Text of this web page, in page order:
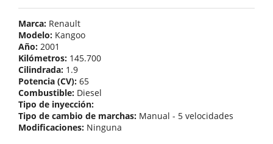
Marca: Renault
Modelo: Kangoo
Año: 2001
Kilómetros: 145.700
Cilindrada: 1.9
Potencia (CV): 65
Combustible: Diesel
Tipo de inyección:
Tipo de cambio de marchas: Manual - 5 velocidades
Modificaciones: Ninguna